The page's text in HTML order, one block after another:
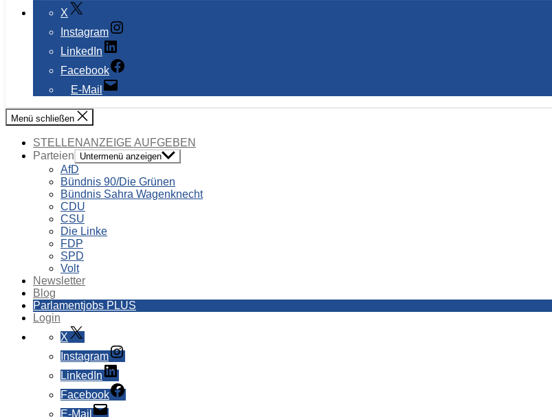
X
Instagram
LinkedIn
Facebook
E-Mail
Menü schließen
STELLENANZEIGE AUFGEBEN
Parteien
Untermenü anzeigen
AfD
Bündnis 90/Die Grünen
Bündnis Sahra Wagenknecht
CDU
CSU
Die Linke
FDP
SPD
Volt
Newsletter
Blog
Parlamentjobs PLUS
Login
X
Instagram
LinkedIn
Facebook
E-Mail